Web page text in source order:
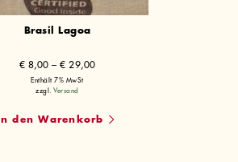
Brasil Lagoa
€ 8,00 – € 29,00Preisspanne:
Enthält 7% MwSt
zzgl.Versand
In den Warenkorb